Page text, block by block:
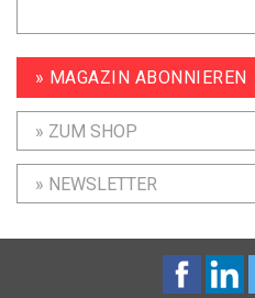
» MAGAZIN ABONNIEREN
» ZUM SHOP
» NEWSLETTER